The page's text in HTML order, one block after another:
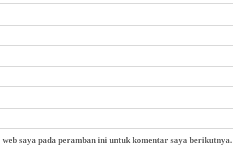
web saya pada peramban ini untuk komentar saya berikutnya.